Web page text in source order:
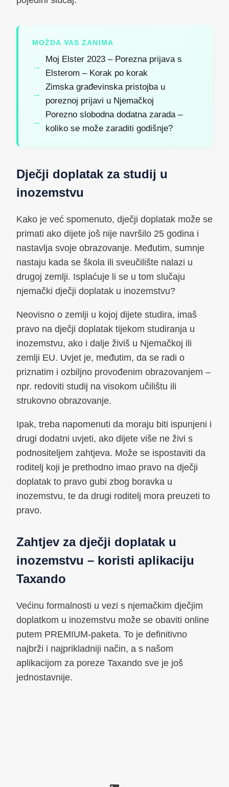
MOŽDA VAS ZANIMA
Moj Elster 2023 – Porezna prijava s
Elsterom – Korak po korak
Zimska građevinska pristojba u
poreznoj prijavi u Njemačkoj
Porezno slobodna dodatna zarada –
koliko se može zaraditi godišnje?
Dječji doplatak za studij u
inozemstvu
Kako je već spomenuto, dječji doplatak može se
primati ako dijete još nije navršilo 25 godina i
nastavlja svoje obrazovanje. Međutim, sumnje
nastaju kada se škola ili sveučilište nalazi u
drugoj zemlji. Isplaćuje li se u tom slučaju
njemački dječji doplatak u inozemstvu?
Neovisno o zemlji u kojoj dijete studira, imaš
pravo na dječji doplatak tijekom studiranja u
inozemstvu, ako i dalje živiš u Njemačkoj ili
zemlji EU. Uvjet je, međutim, da se radi o
priznatim i ozbiljno provođenim obrazovanjem –
npr. redoviti studij na visokom učilištu ili
strukovno obrazovanje.
Ipak, treba napomenuti da moraju biti ispunjeni i
drugi dodatni uvjeti, ako dijete više ne živi s
podnositeljem zahtjeva. Može se ispostaviti da
roditelj koji je prethodno imao pravo na dječji
doplatak to pravo gubi zbog boravka u
inozemstvu, te da drugi roditelj mora preuzeti to
pravo.
Zahtjev za dječji doplatak u
inozemstvu – koristi aplikaciju
Taxando
Većinu formalnosti u vezi s njemačkim dječjim
doplatkom u inozemstvu može se obaviti online
putem PREMIUM-paketa. To je definitivno
najbrži i najprikladniji način, a s našom
aplikacijom za poreze Taxando sve je još
jednostavnije.